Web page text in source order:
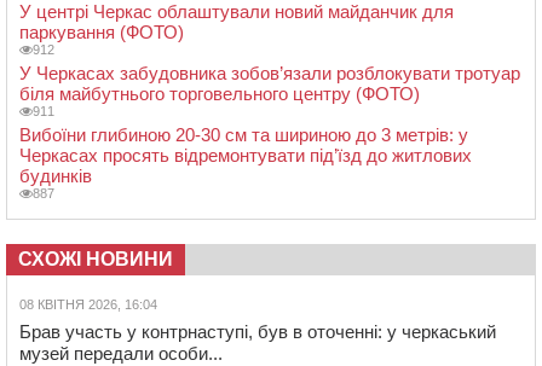
У центрі Черкас облаштували новий майданчик для
паркування (ФОТО)
912
У Черкасах забудовника зобов’язали розблокувати тротуар
біля майбутнього торговельного центру (ФОТО)
911
Вибоїни глибиною 20-30 см та шириною до 3 метрів: у
Черкасах просять відремонтувати під’їзд до житлових
будинків
887
СХОЖІ НОВИНИ
08 КВІТНЯ 2026, 16:04
Брав участь у контрнаступі, був в оточенні: у черкаський
музей передали особи...